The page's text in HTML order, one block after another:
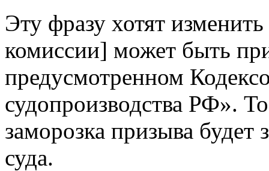
Эту фразу хотят
комиссии] может быть
предусмотренном
судопроизводства РФ».
заморозка призыва будет
суда.